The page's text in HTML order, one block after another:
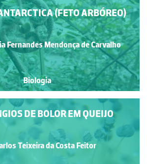
(FETO ARBÓREO)
Fernandes Mendonça de Carvalho
Biologia
DE BOLOR EM QUEIJO
Teixeira da Costa Feitor